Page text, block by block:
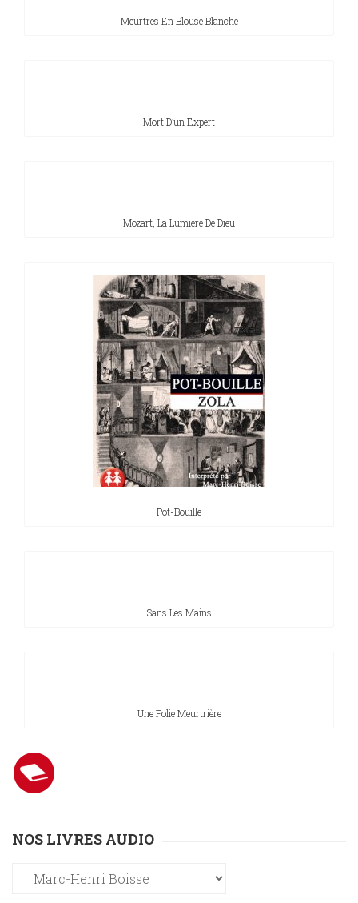
Meurtres En Blouse Blanche
Mort D’un Expert
Mozart, La Lumière De Dieu
Pot-Bouille
Sans Les Mains
Une Folie Meurtrière
NOS LIVRES AUDIO